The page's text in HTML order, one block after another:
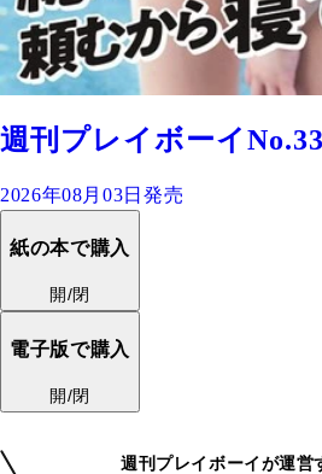
週刊プレイボーイNo.33
2026年08月03日発売
紙の本で購入
開/閉
電子版で購入
開/閉
週刊プレイボーイが運営